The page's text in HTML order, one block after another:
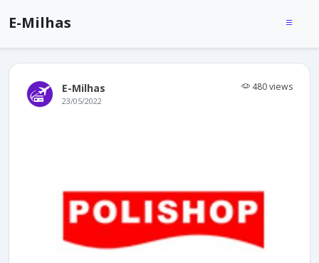
E-Milhas
E-Milhas 480 views
23/05/2022